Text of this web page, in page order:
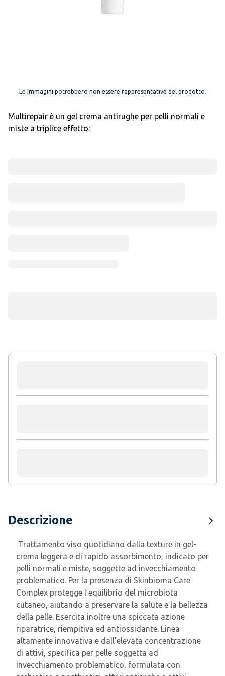
Le immagini potrebbero non essere rappresentative del prodotto.
Multirepair è un gel crema antirughe per pelli normali e
miste a triplice effetto:
Descrizione
Trattamento viso quotidiano dalla texture in gel-
crema leggera e di rapido assorbimento, indicato per
pelli normali e miste, soggette ad invecchiamento
problematico. Per la presenza di Skinbioma Care
Complex protegge l’equilibrio del microbiota
cutaneo, aiutando a preservare la salute e la bellezza
della pelle. Esercita inoltre una spiccata azione
riparatrice, riempitiva ed antiossidante. Linea
altamente innovativa e dall’elevata concentrazione
di attivi, specifica per pelle soggetta ad
invecchiamento problematico, formulata con